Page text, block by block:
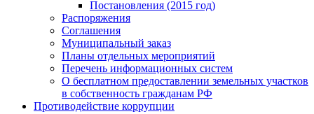
Постановления (2015 год)
Распоряжения
Соглашения
Муниципальный заказ
Планы отдельных мероприятий
Перечень информационных систем
О бесплатном предоставлении земельных участков
в собственность гражданам РФ
Противодействие коррупции